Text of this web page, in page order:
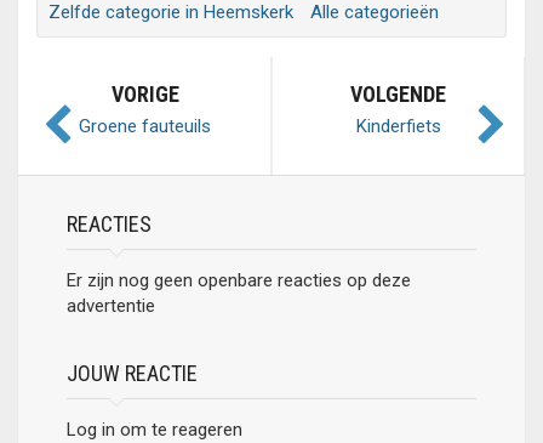
Zelfde categorie in Heemskerk
Alle categorieën
VORIGE
Groene fauteuils
VOLGENDE
Kinderfiets
REACTIES
Er zijn nog geen openbare reacties op deze
advertentie
JOUW REACTIE
Log in om te reageren